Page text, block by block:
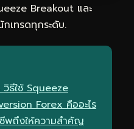
Breakout และ
เทรดทุกระดับ.
ธีใช้ Squeeze
Forex คืออะไร
พถึงให้ความสำคัญ